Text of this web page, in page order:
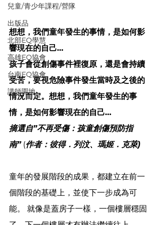
兒童/青少年課程/營隊
出版品
北部EQ學慧
高雄EQ協會
台南EQ協會
講師園地
想想，我們童年發生的事情，是如何影
響現在的自己…
孩子會從創傷事件裡復原，還是會持續
受苦，要視危險事件發生當時及之後的
情況而定。想想，我們童年發生的事
情，是如何影響現在的自己…
摘選自”不再受傷：孩童創傷預防指
南” (作者：彼得．列汶、瑪姬．克萊)
童年的發展階段的成果，都建立在前一
個階段的基礎上，並使下一步成為可
能。 就像是蓋房子一樣，一個樓層穩固